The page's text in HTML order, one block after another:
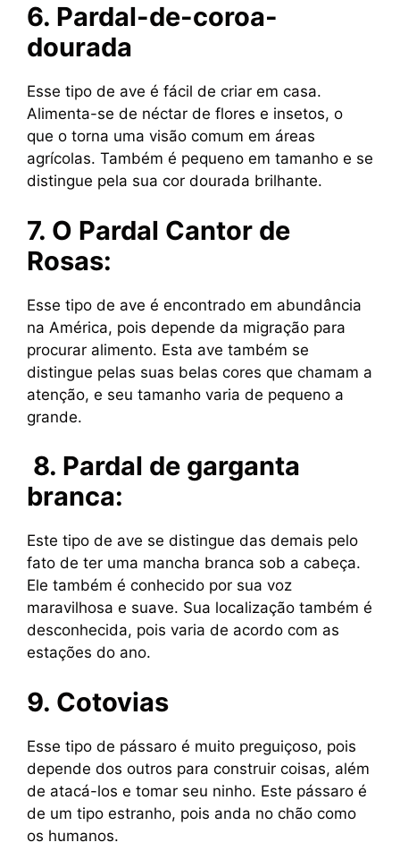
6. Pardal-de-coroa-
dourada
Esse tipo de ave é fácil de criar em casa.
Alimenta-se de néctar de flores e insetos, o
que o torna uma visão comum em áreas
agrícolas. Também é pequeno em tamanho e se
distingue pela sua cor dourada brilhante.
7. O Pardal Cantor de
Rosas:
Esse tipo de ave é encontrado em abundância
na América, pois depende da migração para
procurar alimento. Esta ave também se
distingue pelas suas belas cores que chamam a
atenção, e seu tamanho varia de pequeno a
grande.
8. Pardal de garganta
branca:
Este tipo de ave se distingue das demais pelo
fato de ter uma mancha branca sob a cabeça.
Ele também é conhecido por sua voz
maravilhosa e suave. Sua localização também é
desconhecida, pois varia de acordo com as
estações do ano.
9. Cotovias
Esse tipo de pássaro é muito preguiçoso, pois
depende dos outros para construir coisas, além
de atacá-los e tomar seu ninho. Este pássaro é
de um tipo estranho, pois anda no chão como
os humanos.